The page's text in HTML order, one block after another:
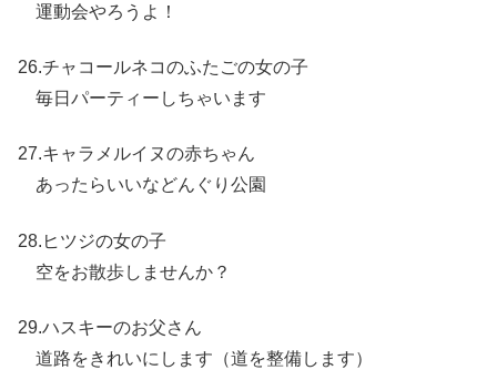
運動会やろうよ！
26.チャコールネコのふたごの女の子
毎日パーティーしちゃいます
27.キャラメルイヌの赤ちゃん
あったらいいなどんぐり公園
28.ヒツジの女の子
空をお散歩しませんか？
29.ハスキーのお父さん
道路をきれいにします（道を整備します）